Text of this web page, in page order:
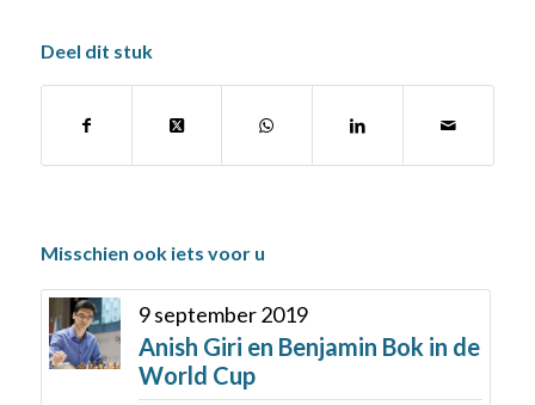
Deel dit stuk
Misschien ook iets voor u
9 september 2019
Anish Giri en Benjamin Bok in de
World Cup